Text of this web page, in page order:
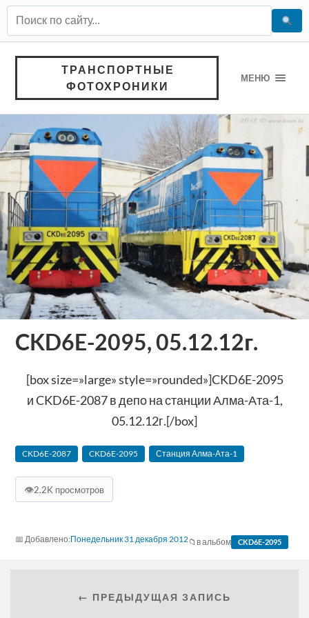
ТРАНСПОРТНЫЕ
ФОТОХРОНИКИ
МЕНЮ
CKD6E-2095, 05.12.12г.
[box size=»large» style=»rounded»]CKD6E-2095
и CKD6E-2087 в депо на станции Алма-Ата-1,
05.12.12г.[/box]
CKD6E-2087 CKD6E-2095 Станция Алма-Ата-1
👁2.2K просмотров
Понедельник 31 декабря 2012 в альбом CKD6E-2095
← ПРЕДЫДУЩАЯ ЗАПИСЬ